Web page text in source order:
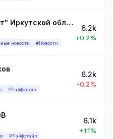
Отряд "ЛизаАлерт" Иркутской области
новости #Новости
6.2k
+0.2%
#Лайфстайл
6.2k
-0.2%
#Лайфстайл
6.1k
+1.1%